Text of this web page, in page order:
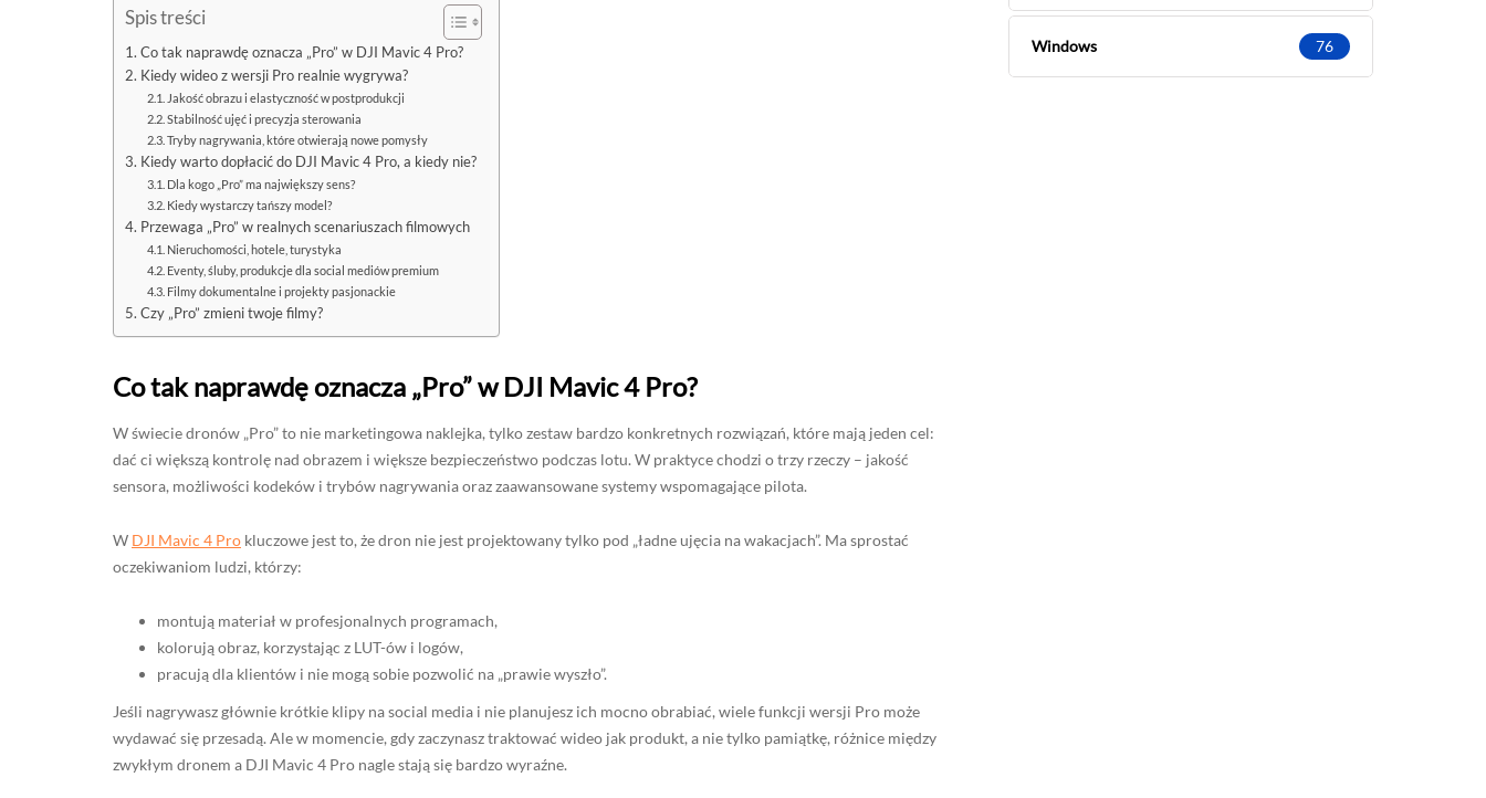
Spis treści
Co tak naprawdę oznacza „Pro” w DJI Mavic 4 Pro?
Kiedy wideo z wersji Pro realnie wygrywa?
Jakość obrazu i elastyczność w postprodukcji
Stabilność ujęć i precyzja sterowania
Tryby nagrywania, które otwierają nowe pomysły
Kiedy warto dopłacić do DJI Mavic 4 Pro, a kiedy nie?
Dla kogo „Pro” ma największy sens?
Kiedy wystarczy tańszy model?
Przewaga „Pro” w realnych scenariuszach filmowych
Nieruchomości, hotele, turystyka
Eventy, śluby, produkcje dla social mediów premium
Filmy dokumentalne i projekty pasjonackie
Czy „Pro” zmieni twoje filmy?
Co tak naprawdę oznacza „Pro” w DJI Mavic 4 Pro?
W świecie dronów „Pro” to nie marketingowa naklejka, tylko zestaw bardzo konkretnych rozwiązań, które mają jeden cel:
dać ci większą kontrolę nad obrazem i większe bezpieczeństwo podczas lotu. W praktyce chodzi o trzy rzeczy – jakość
sensora, możliwości kodeków i trybów nagrywania oraz zaawansowane systemy wspomagające pilota.
W DJI Mavic 4 Pro kluczowe jest to, że dron nie jest projektowany tylko pod „ładne ujęcia na wakacjach”. Ma sprostać
oczekiwaniom ludzi, którzy:
montują materiał w profesjonalnych programach,
kolorują obraz, korzystając z LUT-ów i logów,
pracują dla klientów i nie mogą sobie pozwolić na „prawie wyszło”.
Jeśli nagrywasz głównie krótkie klipy na social media i nie planujesz ich mocno obrabiać, wiele funkcji wersji Pro może
wydawać się przesadą. Ale w momencie, gdy zaczynasz traktować wideo jak produkt, a nie tylko pamiątkę, różnice między
zwykłym dronem a DJI Mavic 4 Pro nagle stają się bardzo wyraźne.
Windows 76